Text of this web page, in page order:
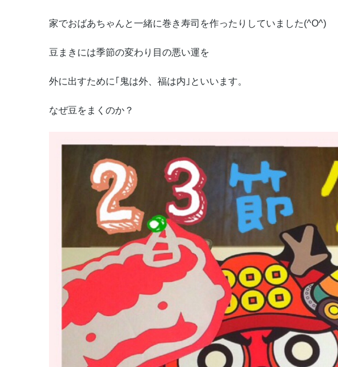
家でおばあちゃんと一緒に巻き寿司を作ったりしていました(^O^)
豆まきには季節の変わり目の悪い運を
外に出すために｢鬼は外、福は内｣といいます。
なぜ豆をまくのか？